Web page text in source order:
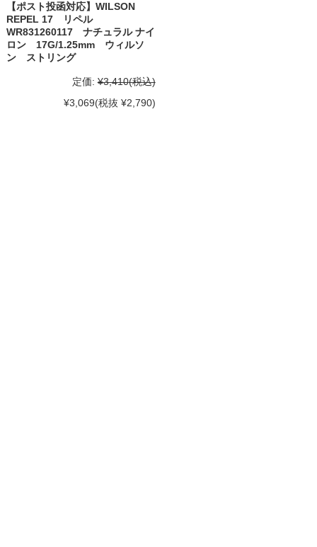
【ポスト投函対応】WILSON
REPEL 17 リペル
WR831260117 ナチュラル ナイ
ロン 17G/1.25mm ウィルソ
ン ストリング
定価: ¥3,410(税込)
¥3,069(税抜 ¥2,790)